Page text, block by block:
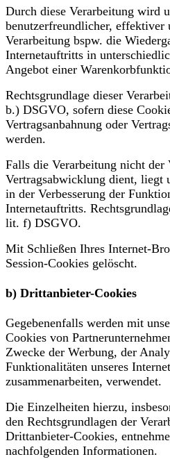
Durch diese Verarbeitung wird
benutzerfreundlicher, effektiver
Verarbeitung bspw. die
Internetauftritts in
Angebot einer
Rechtsgrundlage dieser
b.) DSGVO, sofern diese
Vertragsanbahnung oder
werden.
Falls die Verarbeitung nicht der
Vertragsabwicklung dient, liegt
in der Verbesserung der
Internetauftritts.
lit. f) DSGVO.
Mit Schließen Ihres Internet-
Session-Cookies gelöscht.
b) Drittanbieter-Cookies
Gegebenenfalls werden mit
Cookies von
Zwecke der Werbung, der
Funktionalitäten unseres
zusammenarbeiten, verwendet.
Die Einzelheiten hierzu,
den Rechtsgrundlagen der
Drittanbieter-Cookies,
nachfolgenden Informationen.